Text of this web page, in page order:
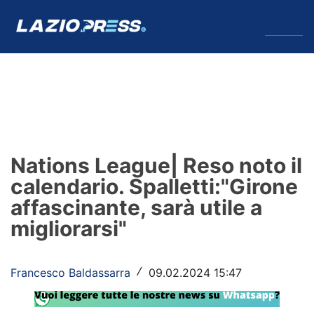
Formello
Infortuni
Primavera
Calciomercato
Lazio Women
Nations League| Reso noto il
calendario. Spalletti:"Girone
affascinante, sarà utile a
migliorarsi"
Francesco Baldassarra / 09.02.2024 15:47